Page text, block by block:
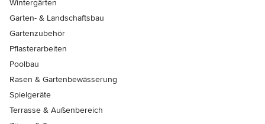
Wintergärten
Garten- & Landschaftsbau
Gartenzubehör
Pflasterarbeiten
Poolbau
Rasen & Gartenbewässerung
Spielgeräte
Terrasse & Außenbereich